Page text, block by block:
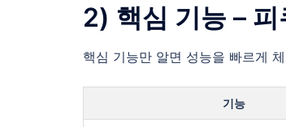
2) 핵심 기능 –
핵심 기능만 알면 성능을 빠르게
기능